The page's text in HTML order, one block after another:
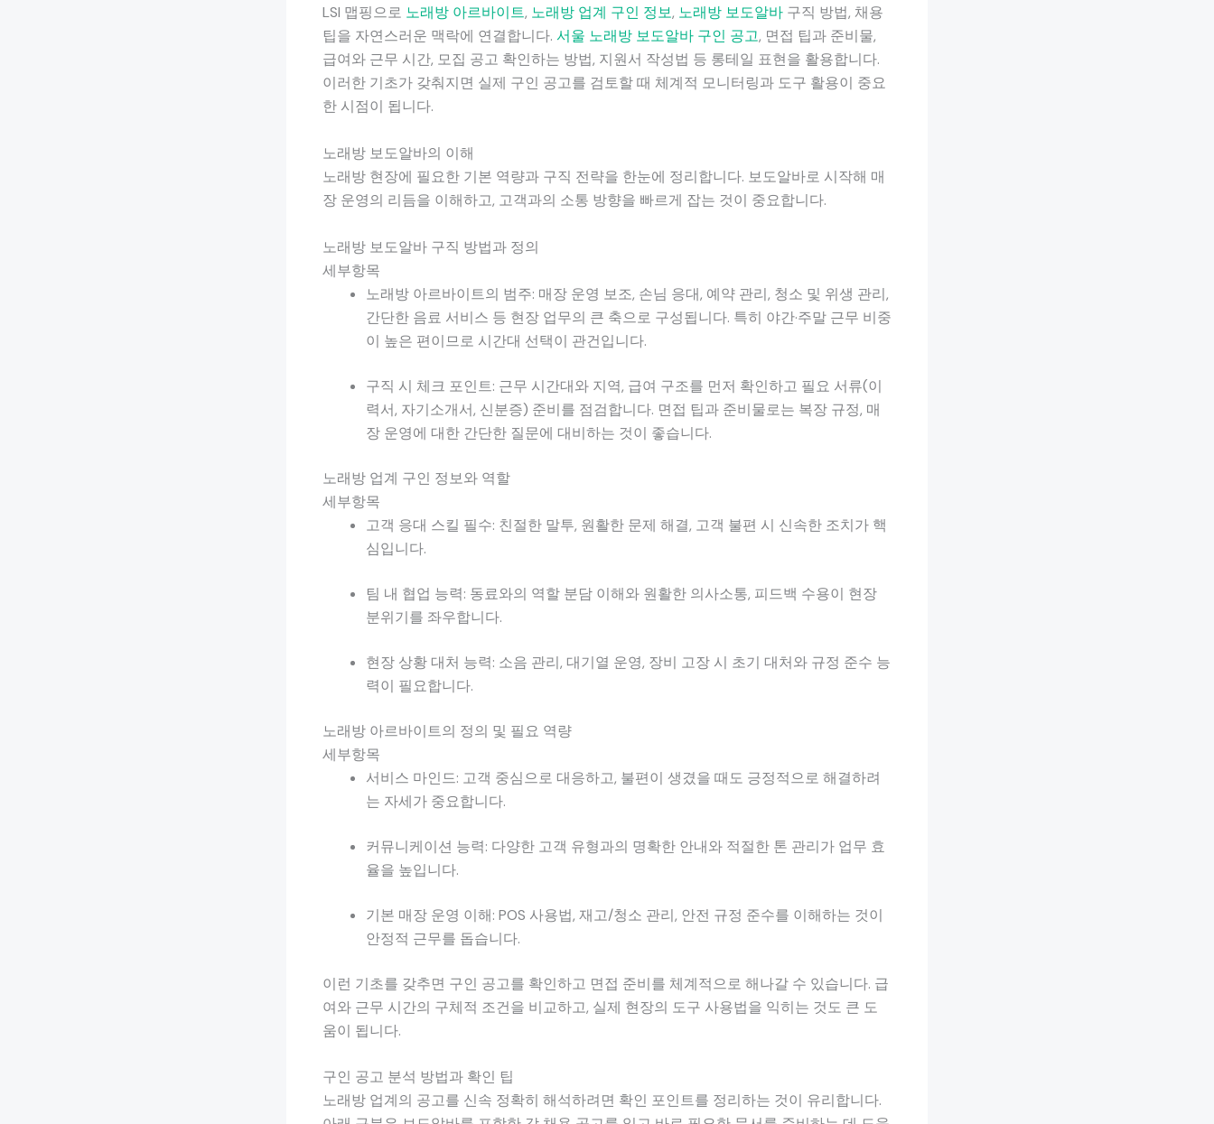
LSI 맵핑으로 노래방 아르바이트, 노래방 업계 구인 정보, 노래방 보도알바 구직 방법, 채용
팁을 자연스러운 맥락에 연결합니다. 서울 노래방 보도알바 구인 공고, 면접 팁과 준비물,
급여와 근무 시간, 모집 공고 확인하는 방법, 지원서 작성법 등 롱테일 표현을 활용합니다.
이러한 기초가 갖춰지면 실제 구인 공고를 검토할 때 체계적 모니터링과 도구 활용이 중요
한 시점이 됩니다.
노래방 보도알바의 이해
노래방 현장에 필요한 기본 역량과 구직 전략을 한눈에 정리합니다. 보도알바로 시작해 매
장 운영의 리듬을 이해하고, 고객과의 소통 방향을 빠르게 잡는 것이 중요합니다.
노래방 보도알바 구직 방법과 정의
세부항목
노래방 아르바이트의 범주: 매장 운영 보조, 손님 응대, 예약 관리, 청소 및 위생 관리,
간단한 음료 서비스 등 현장 업무의 큰 축으로 구성됩니다. 특히 야간·주말 근무 비중
이 높은 편이므로 시간대 선택이 관건입니다.
구직 시 체크 포인트: 근무 시간대와 지역, 급여 구조를 먼저 확인하고 필요 서류(이
력서, 자기소개서, 신분증) 준비를 점검합니다. 면접 팁과 준비물로는 복장 규정, 매
장 운영에 대한 간단한 질문에 대비하는 것이 좋습니다.
노래방 업계 구인 정보와 역할
세부항목
고객 응대 스킬 필수: 친절한 말투, 원활한 문제 해결, 고객 불편 시 신속한 조치가 핵
심입니다.
팀 내 협업 능력: 동료와의 역할 분담 이해와 원활한 의사소통, 피드백 수용이 현장
분위기를 좌우합니다.
현장 상황 대처 능력: 소음 관리, 대기열 운영, 장비 고장 시 초기 대처와 규정 준수 능
력이 필요합니다.
노래방 아르바이트의 정의 및 필요 역량
세부항목
서비스 마인드: 고객 중심으로 대응하고, 불편이 생겼을 때도 긍정적으로 해결하려
는 자세가 중요합니다.
커뮤니케이션 능력: 다양한 고객 유형과의 명확한 안내와 적절한 톤 관리가 업무 효
율을 높입니다.
기본 매장 운영 이해: POS 사용법, 재고/청소 관리, 안전 규정 준수를 이해하는 것이
안정적 근무를 돕습니다.
이런 기초를 갖추면 구인 공고를 확인하고 면접 준비를 체계적으로 해나갈 수 있습니다. 급
여와 근무 시간의 구체적 조건을 비교하고, 실제 현장의 도구 사용법을 익히는 것도 큰 도
움이 됩니다.
구인 공고 분석 방법과 확인 팁
노래방 업계의 공고를 신속 정확히 해석하려면 확인 포인트를 정리하는 것이 유리합니다.